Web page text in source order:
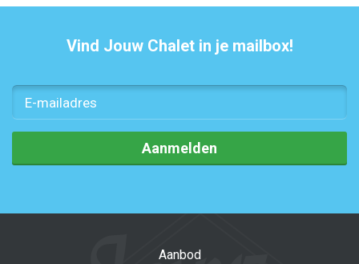
Vind Jouw Chalet in je mailbox!
Aanmelden
Aanbod